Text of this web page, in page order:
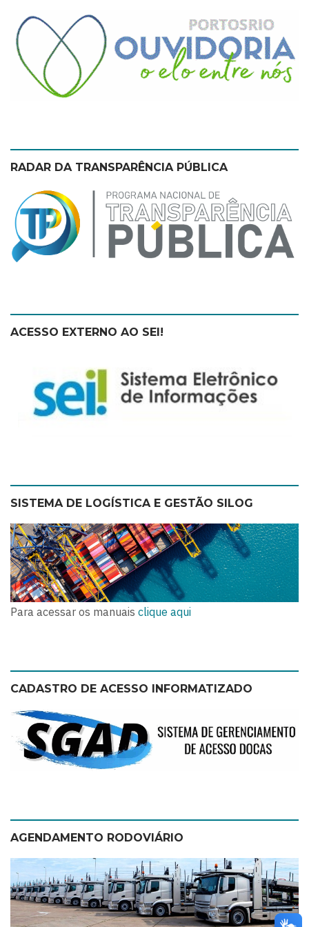
theme
RADAR DA TRANSPARÊNCIA PÚBLICA
ACESSO EXTERNO AO SEI!
SISTEMA DE LOGÍSTICA E GESTÃO SILOG
Para acessar os manuais clique aqui
CADASTRO DE ACESSO INFORMATIZADO
AGENDAMENTO RODOVIÁRIO